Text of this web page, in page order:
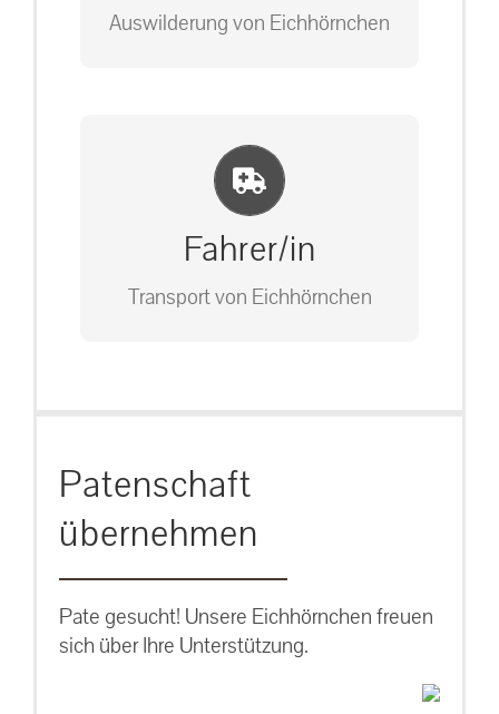
Auswilderung von Eichhörnchen
Bitte unter unserem Büro anrufen
auf: 0162-7909946
Fahrer/in
Transport von Eichhörnchen
Einlernung und Infos
auf: 0162-7909946
Patenschaft
übernehmen
Pate gesucht! Unsere Eichhörnchen freuen
sich über Ihre Unterstützung.